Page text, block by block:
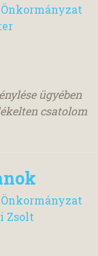
ügyében
csatolom
Zsolt